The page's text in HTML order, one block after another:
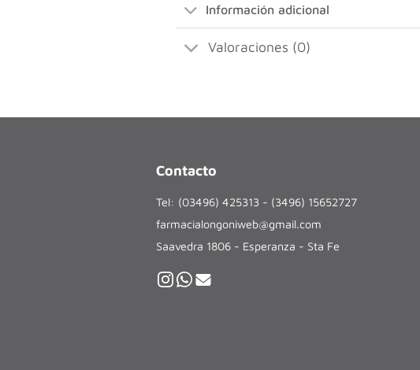
Información adicional
Valoraciones (0)
Contacto
Tel: (03496) 425313 - (3496) 15652727
farmacialongoniweb@gmail.com
Saavedra 1806 - Esperanza - Sta Fe